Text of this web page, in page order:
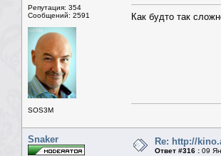
Репутация: 354
Сообщений: 2591
SOS3M
Как будто так
Snaker Re: http://
Ответ #316 : 09